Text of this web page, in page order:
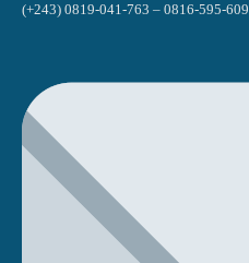
(+243) 0819-041-763 – 0816-595-609